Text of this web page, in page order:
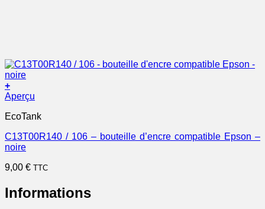
+
Aperçu
EcoTank
C13T00R140 / 106 – bouteille d’encre compatible Epson –
noire
9,00 € TTC
Informations